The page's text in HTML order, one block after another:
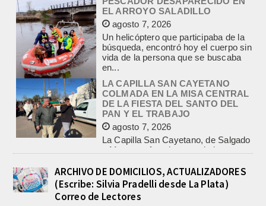
Un helicóptero que participaba de la
búsqueda, encontró hoy el cuerpo sin
vida de la persona que se buscaba
en...
LA CAPILLA SAN CAYETANO
COLMADA EN LA MISA CENTRAL
DE LA FIESTA DEL SANTO DEL
PAN Y EL TRABAJO
agosto 7, 2026
La Capilla San Cayetano, de Salgado
y Matanza, fue el centro de la
celebración de la fiesta del santo del...
CON MAS DE 100 SORTEOS Y
5.000 JUGUETES DE REPARTO, SE
VIENE LA GRAN FIESTA DEL DIA
DEL NIÑO «PADRE LUIS
TROIANO»
agosto 8, 2026
ARCHIVO DE DOMICILIOS, ACTUALIZADORES
(Escribe: Silvia Pradelli desde La Plata)
Correo de Lectores